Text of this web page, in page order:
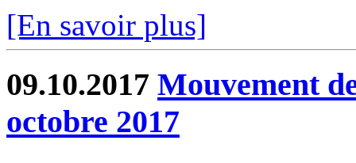
[En savoir plus]
09.10.2017 Mouvement
octobre 2017